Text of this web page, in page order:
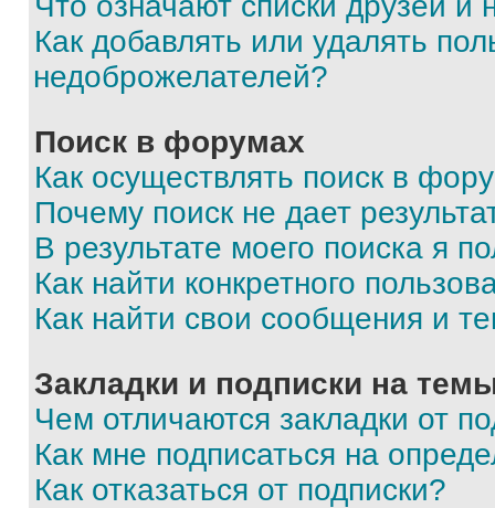
Как добавлять или удалять
недоброжелателей?
Поиск в форумах
Как осуществлять поиск в
Почему поиск не дает
В результате моего поиска я
Как найти конкретного
Как найти свои сообщения и
Закладки и подписки на
Чем отличаются закладки от
Как мне подписаться на
Как отказаться от подписки?